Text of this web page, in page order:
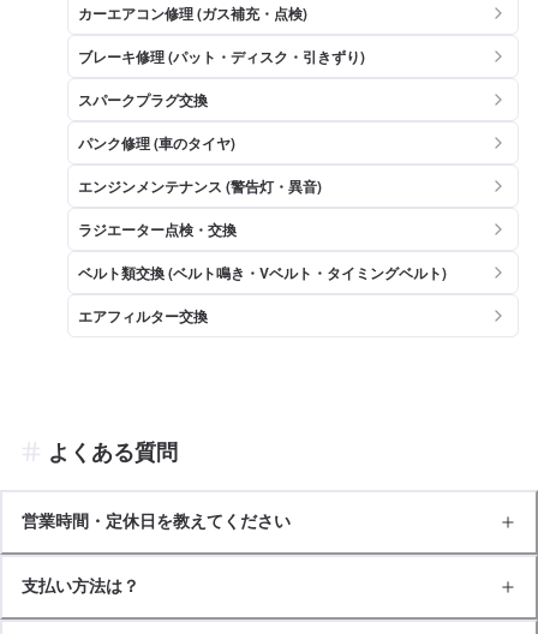
カーエアコン修理 (ガス補充・点検)
ブレーキ修理 (パット・ディスク・引きずり)
スパークプラグ交換
パンク修理 (車のタイヤ)
エンジンメンテナンス (警告灯・異音)
ラジエーター点検・交換
ベルト類交換 (ベルト鳴き・Vベルト・タイミングベルト)
エアフィルター交換
よくある質問
営業時間・定休日を教えてください
支払い方法は？